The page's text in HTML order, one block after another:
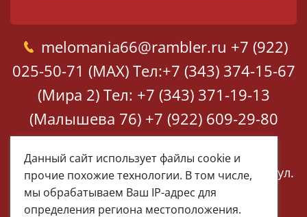
melomania66@rambler.ru +7 (922)
025-50-71 (MAX) Тел:+7 (343) 374-15-67
(Мира 2) Тел: +7 (343) 371-19-13
(Малышева 76) +7 (922) 609-29-80
(MAX)
Екатеринбург, ул. Мира 2
Екатеринбург, ул.
Малышева 76
Данный сайт использует файлы cookie и
прочие похожие технологии. В том числе,
мы обрабатываем Ваш IP-адрес для
определения региона местоположения.